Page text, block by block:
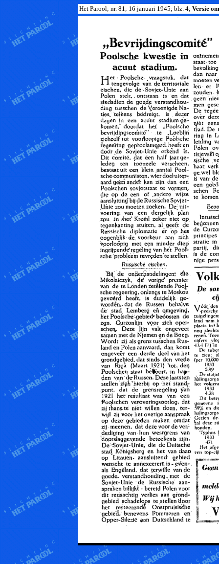
Het Parool; nr. 81; 16 januari 1945; blz. 4; Versie